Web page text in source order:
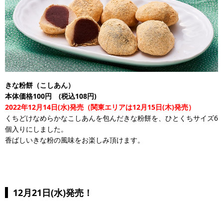
きな粉餅（こしあん）
本体価格100円 (税込108円)
2022年12月14日(水)発売（関東エリアは12月15日(木)発売）
くちどけなめらかなこしあんを包んだきな粉餅を、ひとくちサイズ6
個入りにしました。
香ばしいきな粉の風味をお楽しみ頂けます。
12月21日(水)発売！